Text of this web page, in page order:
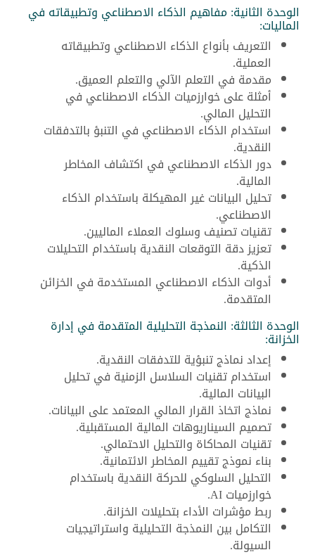
الوحدة الثانية: مفاهيم الذكاء الاصطناعي وتطبيقاته في
الماليات:
التعريف بأنواع الذكاء الاصطناعي وتطبيقاته
العملية.
مقدمة في التعلم الآلي والتعلم العميق.
أمثلة على خوارزميات الذكاء الاصطناعي في
التحليل المالي.
استخدام الذكاء الاصطناعي في التنبؤ بالتدفقات
النقدية.
دور الذكاء الاصطناعي في اكتشاف المخاطر
المالية.
تحليل البيانات غير المهيكلة باستخدام الذكاء
الاصطناعي.
تقنيات تصنيف وسلوك العملاء الماليين.
تعزيز دقة التوقعات النقدية باستخدام التحليلات
الذكية.
أدوات الذكاء الاصطناعي المستخدمة في الخزائن
المتقدمة.
الوحدة الثالثة: النمذجة التحليلية المتقدمة في إدارة
الخزانة:
إعداد نماذج تنبؤية للتدفقات النقدية.
استخدام تقنيات السلاسل الزمنية في تحليل
البيانات المالية.
نماذج اتخاذ القرار المالي المعتمد على البيانات.
تصميم السيناريوهات المالية المستقبلية.
تقنيات المحاكاة والتحليل الاحتمالي.
بناء نموذج تقييم المخاطر الائتمانية.
التحليل السلوكي للحركة النقدية باستخدام
خوارزميات AI.
ربط مؤشرات الأداء بتحليلات الخزانة.
التكامل بين النمذجة التحليلية واستراتيجيات
السيولة.